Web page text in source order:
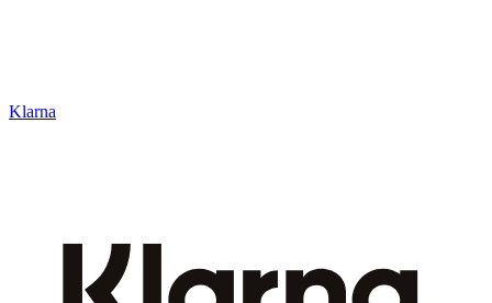
Klarna